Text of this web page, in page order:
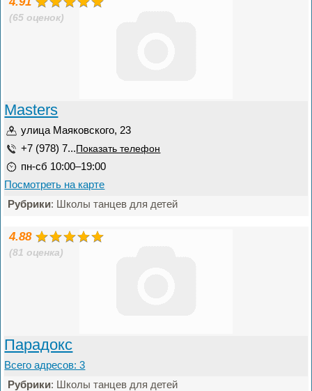
(65 оценок)
Masters
улица Маяковского, 23
+7 (978) 7... Показать телефон
пн-сб 10:00–19:00
Посмотреть на карте
Рубрики: Школы танцев для детей
4.88
(81 оценка)
Парадокс
Всего адресов: 3
Рубрики: Школы танцев для детей